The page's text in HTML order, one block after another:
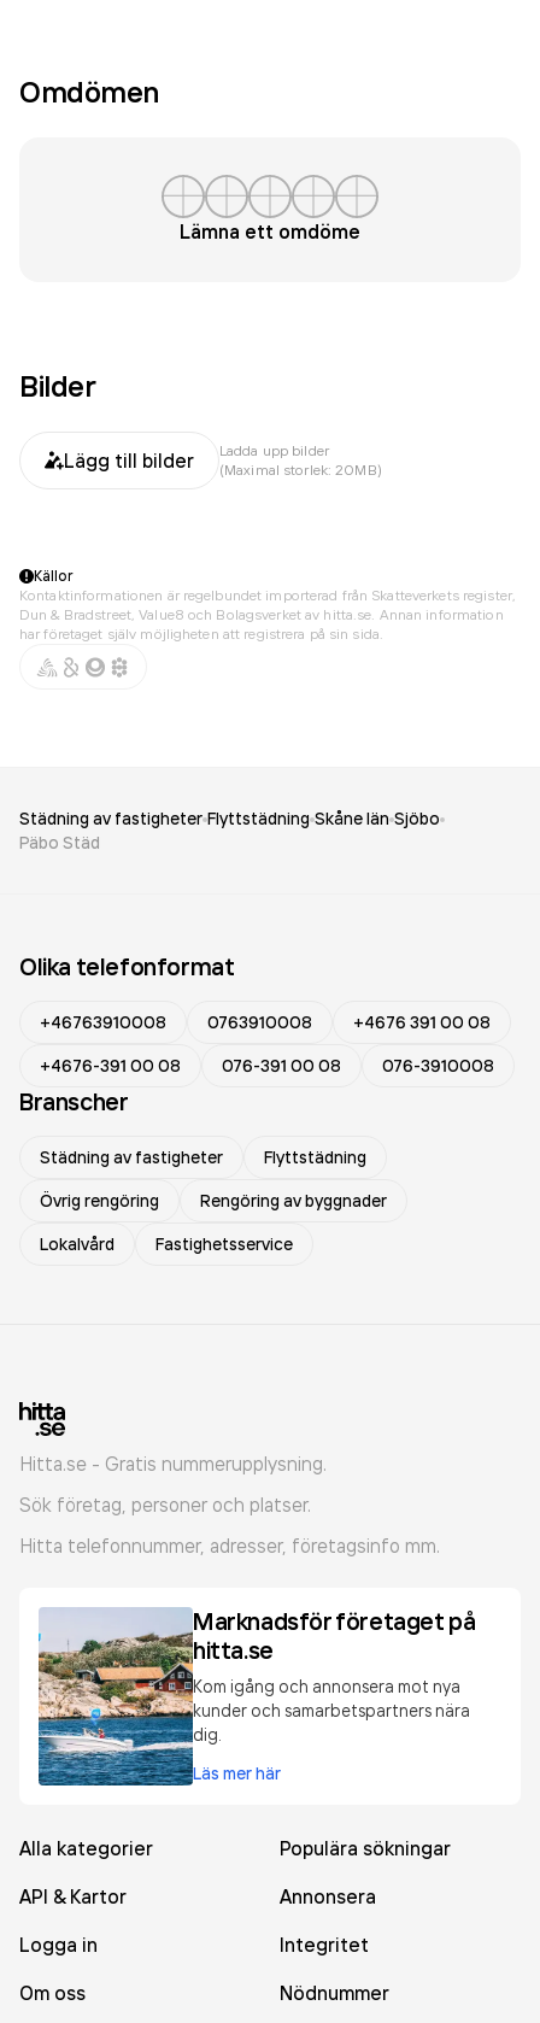
Omdömen
Lämna ett omdöme
Bilder
Lägg till bilder
Ladda upp bilder
(Maximal storlek: 20MB)
Källor
Kontaktinformationen är regelbundet importerad från Skatteverkets register,
Dun & Bradstreet, Value8 och Bolagsverket av hitta.se. Annan information
har företaget själv möjligheten att registrera på sin sida.
Städning av fastigheter Flyttstädning Skåne län Sjöbo
Päbo Städ
Olika telefonformat
+46763910008 0763910008
+4676 391 00 08
+4676-391 00 08
076-391 00 08 076-3910008
Branscher
Städning av fastigheter
Flyttstädning
Övrig rengöring
Rengöring av byggnader
Lokalvård
Fastighetsservice
Hitta.se - Gratis nummerupplysning.
Sök företag, personer och platser.
Hitta telefonnummer, adresser, företagsinfo mm.
Marknadsför företaget på
hitta.se
Kom igång och annonsera mot nya
kunder och samarbetspartners nära
dig.
Läs mer här
Alla kategorier
Populära sökningar
API & Kartor
Annonsera
Logga in
Integritet
Om oss
Nödnummer